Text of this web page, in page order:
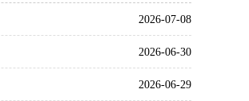
2026-07-08
2026-06-30
2026-06-29